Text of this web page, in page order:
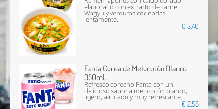
elaborado con extracto de carne
Wagyu y verduras cocinadas
lentamente.
€ 3,40
Fanta Corea de Melocotón Blanco
350ml.
Refresco coreano Fanta con un
delicioso sabor a melocotón blanco,
ligero, afrutado y muy refrescante.
€ 2,55